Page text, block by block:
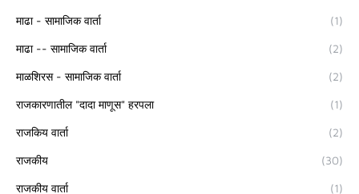
माढा - सामाजिक वार्ता (1)
माढा -- सामाजिक वार्ता (2)
माळशिरस - सामाजिक वार्ता (2)
राजकारणातील "दादा माणूस" हरपला (1)
राजकिय वार्ता (2)
राजकीय (30)
राजकीय वार्ता (1)